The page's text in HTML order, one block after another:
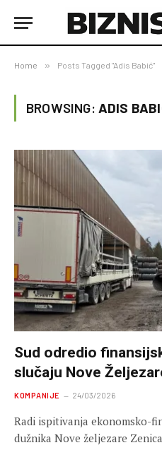
Home » Posts Tagged "Adis Babić"
BROWSING: ADIS
Sud odredio
slučaju Nove
KOMPANIJE 24/03/2026
Radi ispitivanja ekonomsko-
dužnika Nove željezare